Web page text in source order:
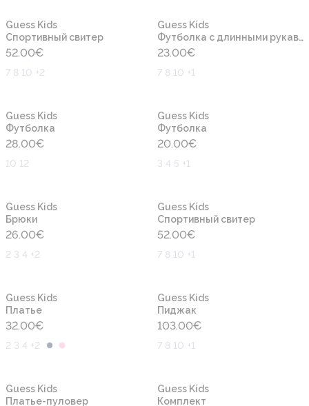
Guess Kids
Cпортивный свитер
52.00€
7 8 10 +2
Guess Kids
Футболка с длинными рукавами
23.00€
7 8 10 +1
Guess Kids
Футболка
28.00€
10 12
Guess Kids
Футболка
20.00€
3 4 5 +1
Guess Kids
Брюки
26.00€
2 3 4 +2
Guess Kids
Cпортивный свитер
52.00€
7 8 10 +1
Guess Kids
Платье
32.00€
2 3 4 +2
Guess Kids
Пиджак
103.00€
7 8 10 +1
Guess Kids
Платье-пуловер
Guess Kids
Комплект